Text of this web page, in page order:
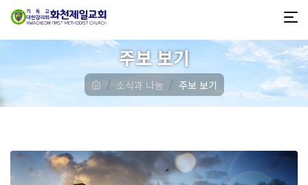
주보 보기
소식과 나눔 주보 보기